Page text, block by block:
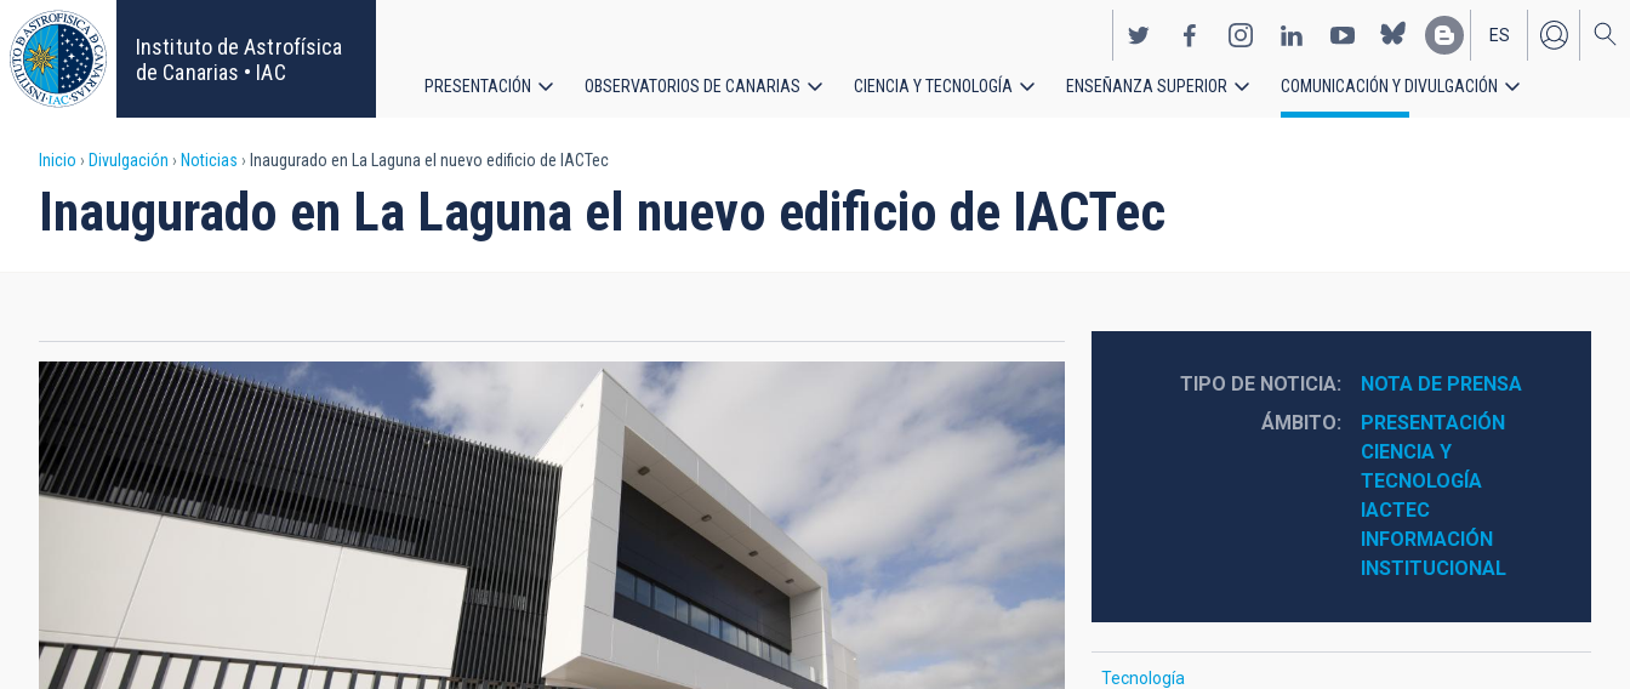
Pasar
al
contenido
principal
Instituto de Astrofísica
de Canarias • IAC
EN
ES
principal
PRESENTACIÓN OBSERVATORIOS DE CANARIAS CIENCIA Y TECNOLOGÍA ENSEÑANZA SUPERIOR COMUNICACIÓN Y DIVULGACIÓN
Sobrescribir
enlaces
ayuda
a
la
navegación
Inicio Divulgación Noticias Inaugurado en La Laguna el nuevo edificio de IACTec
Inaugurado en La Laguna el nuevo edificio de IACTec
TIPO DE NOTICIA
NOTA DE PRENSA
ÁMBITO
PRESENTACIÓN
CIENCIA Y
TECNOLOGÍA
IACTEC
INFORMACIÓN
INSTITUCIONAL
Tecnología